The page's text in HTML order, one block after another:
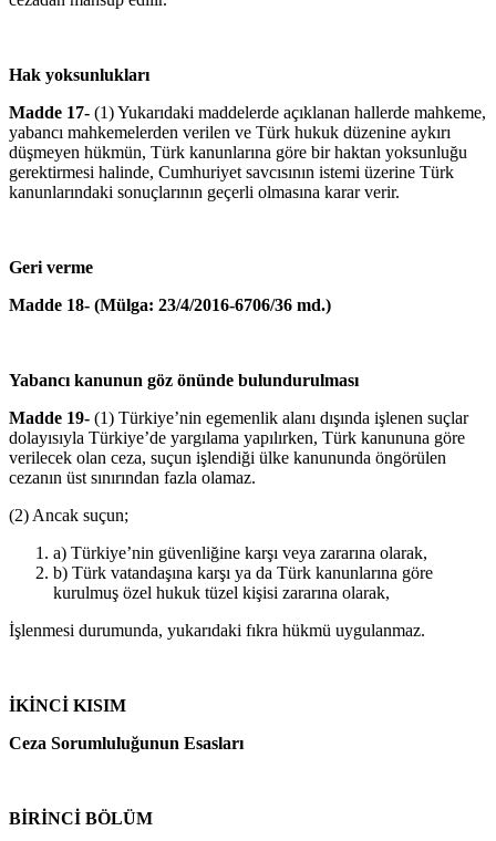
Hak yoksunlukları
Madde 17- (1) Yukarıdaki maddelerde açıklanan hallerde mahkeme,
yabancı mahkemelerden verilen ve Türk hukuk düzenine aykırı
düşmeyen hükmün, Türk kanunlarına göre bir haktan yoksunluğu
gerektirmesi halinde, Cumhuriyet savcısının istemi üzerine Türk
kanunlarındaki sonuçlarının geçerli olmasına karar verir.
Geri verme
Madde 18- (Mülga: 23/4/2016-6706/36 md.)
Yabancı kanunun göz önünde bulundurulması
Madde 19- (1) Türkiye’nin egemenlik alanı dışında işlenen suçlar
dolayısıyla Türkiye’de yargılama yapılırken, Türk kanununa göre
verilecek olan ceza, suçun işlendiği ülke kanununda öngörülen
cezanın üst sınırından fazla olamaz.
(2) Ancak suçun;
a) Türkiye’nin güvenliğine karşı veya zararına olarak,
b) Türk vatandaşına karşı ya da Türk kanunlarına göre
kurulmuş özel hukuk tüzel kişisi zararına olarak,
İşlenmesi durumunda, yukarıdaki fıkra hükmü uygulanmaz.
İKİNCİ KISIM
Ceza Sorumluluğunun Esasları
BİRİNCİ BÖLÜM